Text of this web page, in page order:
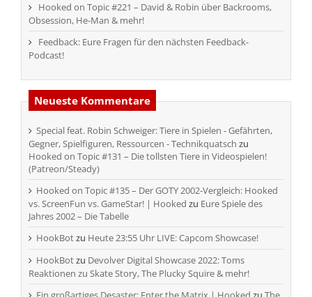
Hooked on Topic #221 – David & Robin über Backrooms,
Obsession, He-Man & mehr!
Feedback: Eure Fragen für den nächsten Feedback-
Podcast!
Neueste Kommentare
Special feat. Robin Schweiger: Tiere in Spielen - Gefährten,
Gegner, Spielfiguren, Ressourcen - Technikquatsch zu
Hooked on Topic #131 – Die tollsten Tiere in Videospielen!
(Patreon/Steady)
Hooked on Topic #135 – Der GOTY 2002-Vergleich: Hooked
vs. ScreenFun vs. GameStar! | Hooked zu Eure Spiele des
Jahres 2002 – Die Tabelle
HookBotzu Heute 23:55 Uhr LIVE: Capcom Showcase!
HookBotzu Devolver Digital Showcase 2022: Toms
Reaktionen zu Skate Story, The Plucky Squire & mehr!